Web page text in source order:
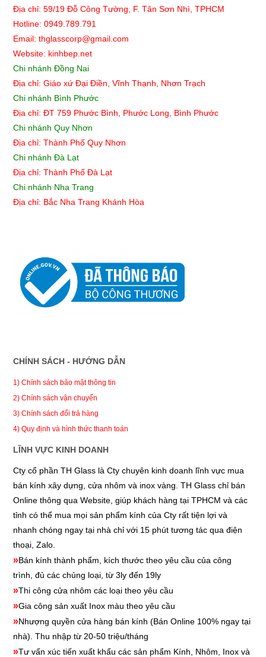
Địa chỉ: 59/19 Đỗ Công Tường, F. Tân Sơn Nhì, TPHCM
Hotline: 0949.789.791
Email: thglasscorp@gmail.com
Website: kinhbep.net
Chi nhánh Đồng Nai
Địa chỉ: Giáo xứ Đại Điền, Vĩnh Thạnh, Nhơn Trạch
Chi nhánh Bình Phước
Địa chỉ: ĐT 759 Phước Bình, Phước Long, Bình Phước
Chi nhánh Quy Nhơn
Địa chỉ: Thành Phố Quy Nhơn
Chi nhánh Đà Lạt
Địa chỉ: Thành Phố Đà Lạt
Chi nhánh Nha Trang
Địa chỉ: Bắc Nha Trang Khánh Hòa
CHÍNH SÁCH - HƯỚNG DẪN
1) Chính sách bảo mật thông tin
2) Chính sách vận chuyển
3) Chính sách đổi trả hàng
4) Quy định và hình thức thanh toán
LĨNH VỰC KINH DOANH
Cty cổ phần TH Glass là Cty chuyên kinh doanh lĩnh vực mua
bán kính xây dựng, cửa nhôm và inox vàng. TH Glass chỉ bán
Online thông qua Website, giúp khách hàng tại TPHCM và các
tỉnh có thể mua mọi sản phẩm kính của Cty rất tiện lợi và
nhanh chóng ngay tại nhà chỉ với 15 phút tương tác qua điện
thoại, Zalo.
»Bán kính thành phẩm, kích thước theo yêu cầu của công
trình, đủ các chủng loại, từ 3ly đến 19ly
»Thi công cửa nhôm các loại theo yêu cầu
»Gia công sản xuất Inox màu theo yêu cầu
»Nhượng quyền cửa hàng bán kính (Bán Online 100% ngay tại
nhà). Thu nhập từ 20-50 triệu/tháng
»Tư vấn xúc tiến xuất khẩu các sản phẩm Kính, Nhôm, Inox và